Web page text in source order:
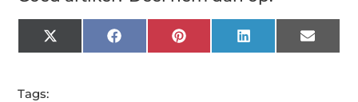
X
(Twitter)
FacebookPinterest LinkedIn Email
Tags: